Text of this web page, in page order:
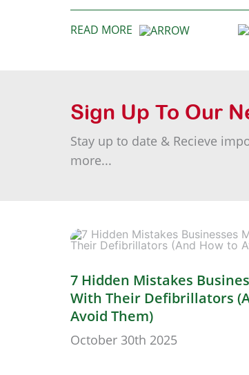
READ MORE
Sign Up To Our
Stay up to date & Recieve
more...
7 Hidden Mistakes
With Their Defibrillators
Avoid Them)
October 30th 2025